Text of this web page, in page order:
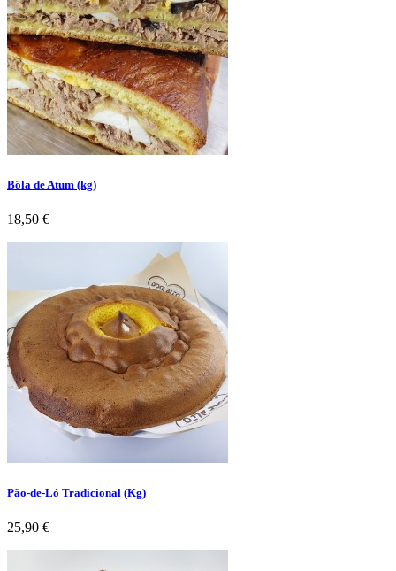
Bôla de Atum (kg)
Preço
18,50 €
Pão-de-Ló Tradicional (Kg)
Preço
25,90 €